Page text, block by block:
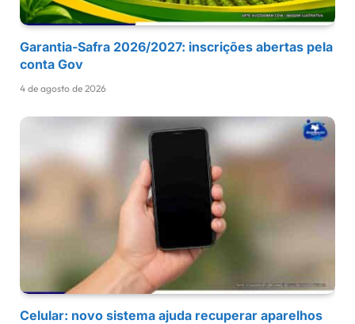
Garantia-Safra 2026/2027: inscrições abertas pela
conta Gov
4 de agosto de 2026
Celular: novo sistema ajuda recuperar aparelhos